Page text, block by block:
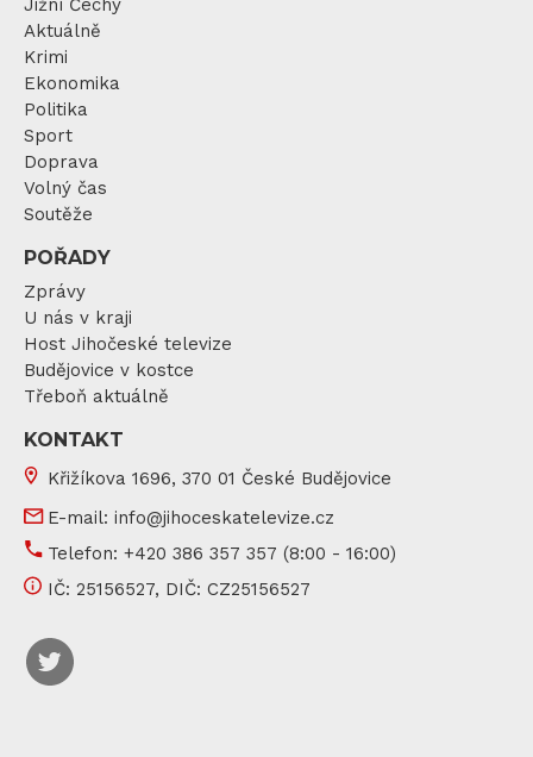
Jižní Čechy
Aktuálně
Krimi
Ekonomika
Politika
Sport
Doprava
Volný čas
Soutěže
POŘADY
Zprávy
U nás v kraji
Host Jihočeské televize
Budějovice v kostce
Třeboň aktuálně
KONTAKT
Křižíkova 1696, 370 01 České Budějovice
E-mail: info@jihoceskatelevize.cz
Telefon: +420 386 357 357 (8:00 - 16:00)
IČ: 25156527, DIČ: CZ25156527